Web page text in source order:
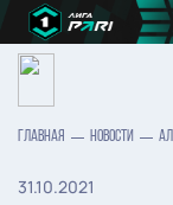
ГЛАВНАЯ НОВОСТИ
31.10.2021